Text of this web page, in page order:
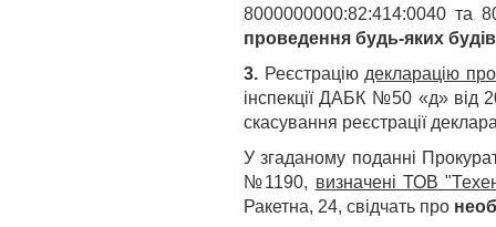
8000000000:82:414:0040 та
проведення будь-яких
3. Реєстрацію декларацію
інспекції ДАБК №50 «д» від
скасування реєстрації
У згаданому поданні
№1190, визначені ТОВ
Ракетна, 24, свідчать про